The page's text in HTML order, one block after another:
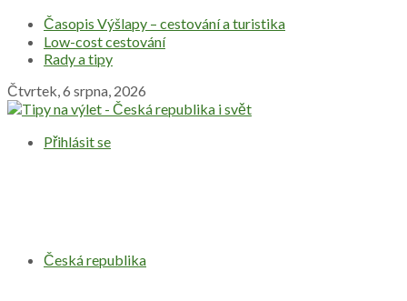
Časopis Výšlapy – cestování a turistika
Low-cost cestování
Rady a tipy
Čtvrtek, 6 srpna, 2026
Přihlásit se
Česká republika